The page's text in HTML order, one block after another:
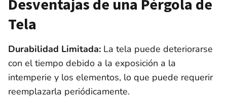
Desventajas de una Pérgola de
Tela
Durabilidad Limitada: La tela puede deteriorarse
con el tiempo debido a la exposición a la
intemperie y los elementos, lo que puede requerir
reemplazarla periódicamente.